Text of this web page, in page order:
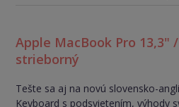
Apple MacBook Pro 13,3"
strieborný
Tešte sa aj na novú slovensko-
Keyboard s podsvietením, výhody